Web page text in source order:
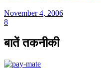
November 4, 2006
8
बातें तकनीकी